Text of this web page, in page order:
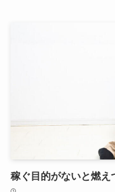
稼ぐ目的がないと燃え